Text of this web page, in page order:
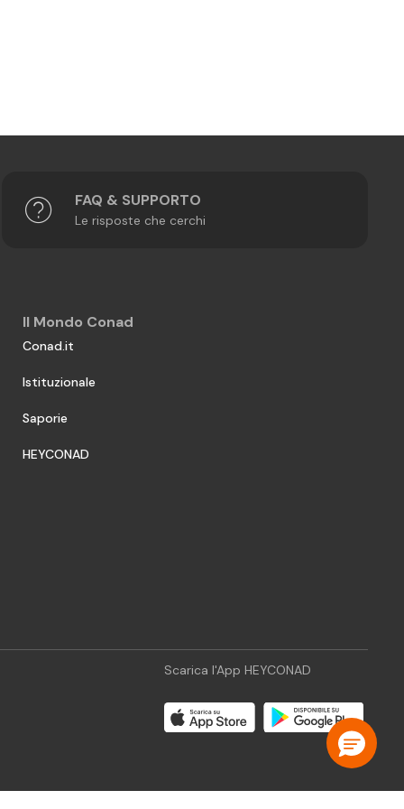
FAQ & SUPPORTO
Le risposte che cerchi
Il Mondo Conad
Conad.it
Istituzionale
Saporie
HEYCONAD
Scarica l'App HEYCONAD